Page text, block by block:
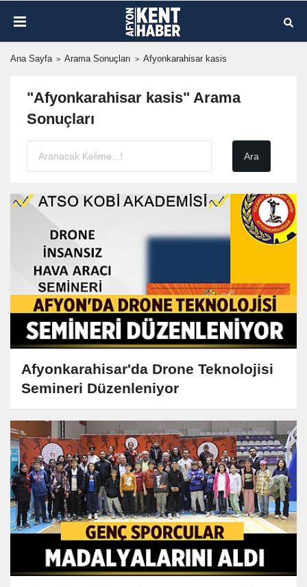
Ana Sayfa Arama Sonuçları Afyonkarahisar kasis
"Afyonkarahisar kasis" Arama
Sonuçları
Afyonkarahisar'da Drone Teknolojisi
Semineri Düzenleniyor